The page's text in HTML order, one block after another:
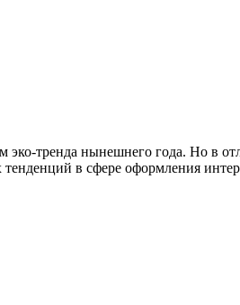
тренда нынешнего года. Но в
в сфере оформления